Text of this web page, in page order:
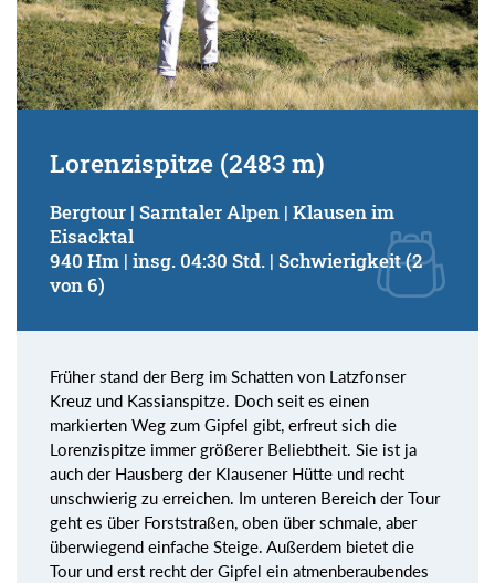
Lorenzispitze (2483 m)
Bergtour | Sarntaler Alpen | Klausen im
Eisacktal
940 Hm | insg. 04:30 Std. | Schwierigkeit (2
von 6)
Früher stand der Berg im Schatten von Latzfonser
Kreuz und Kassianspitze. Doch seit es einen
markierten Weg zum Gipfel gibt, erfreut sich die
Lorenzispitze immer größerer Beliebtheit. Sie ist ja
auch der Hausberg der Klausener Hütte und recht
unschwierig zu erreichen. Im unteren Bereich der Tour
geht es über Forststraßen, oben über schmale, aber
überwiegend einfache Steige. Außerdem bietet die
Tour und erst recht der Gipfel ein atmenberaubendes